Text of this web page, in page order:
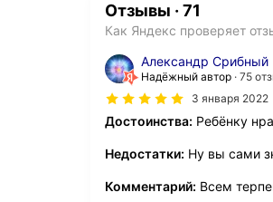
Отзывы · 71
Как Яндекс проверяет
Александр Срибный
Надёжный автор 75
3 января 2022
Достоинства: Ребёнку
Недостатки: Ну вы сами
Комментарий: Всем